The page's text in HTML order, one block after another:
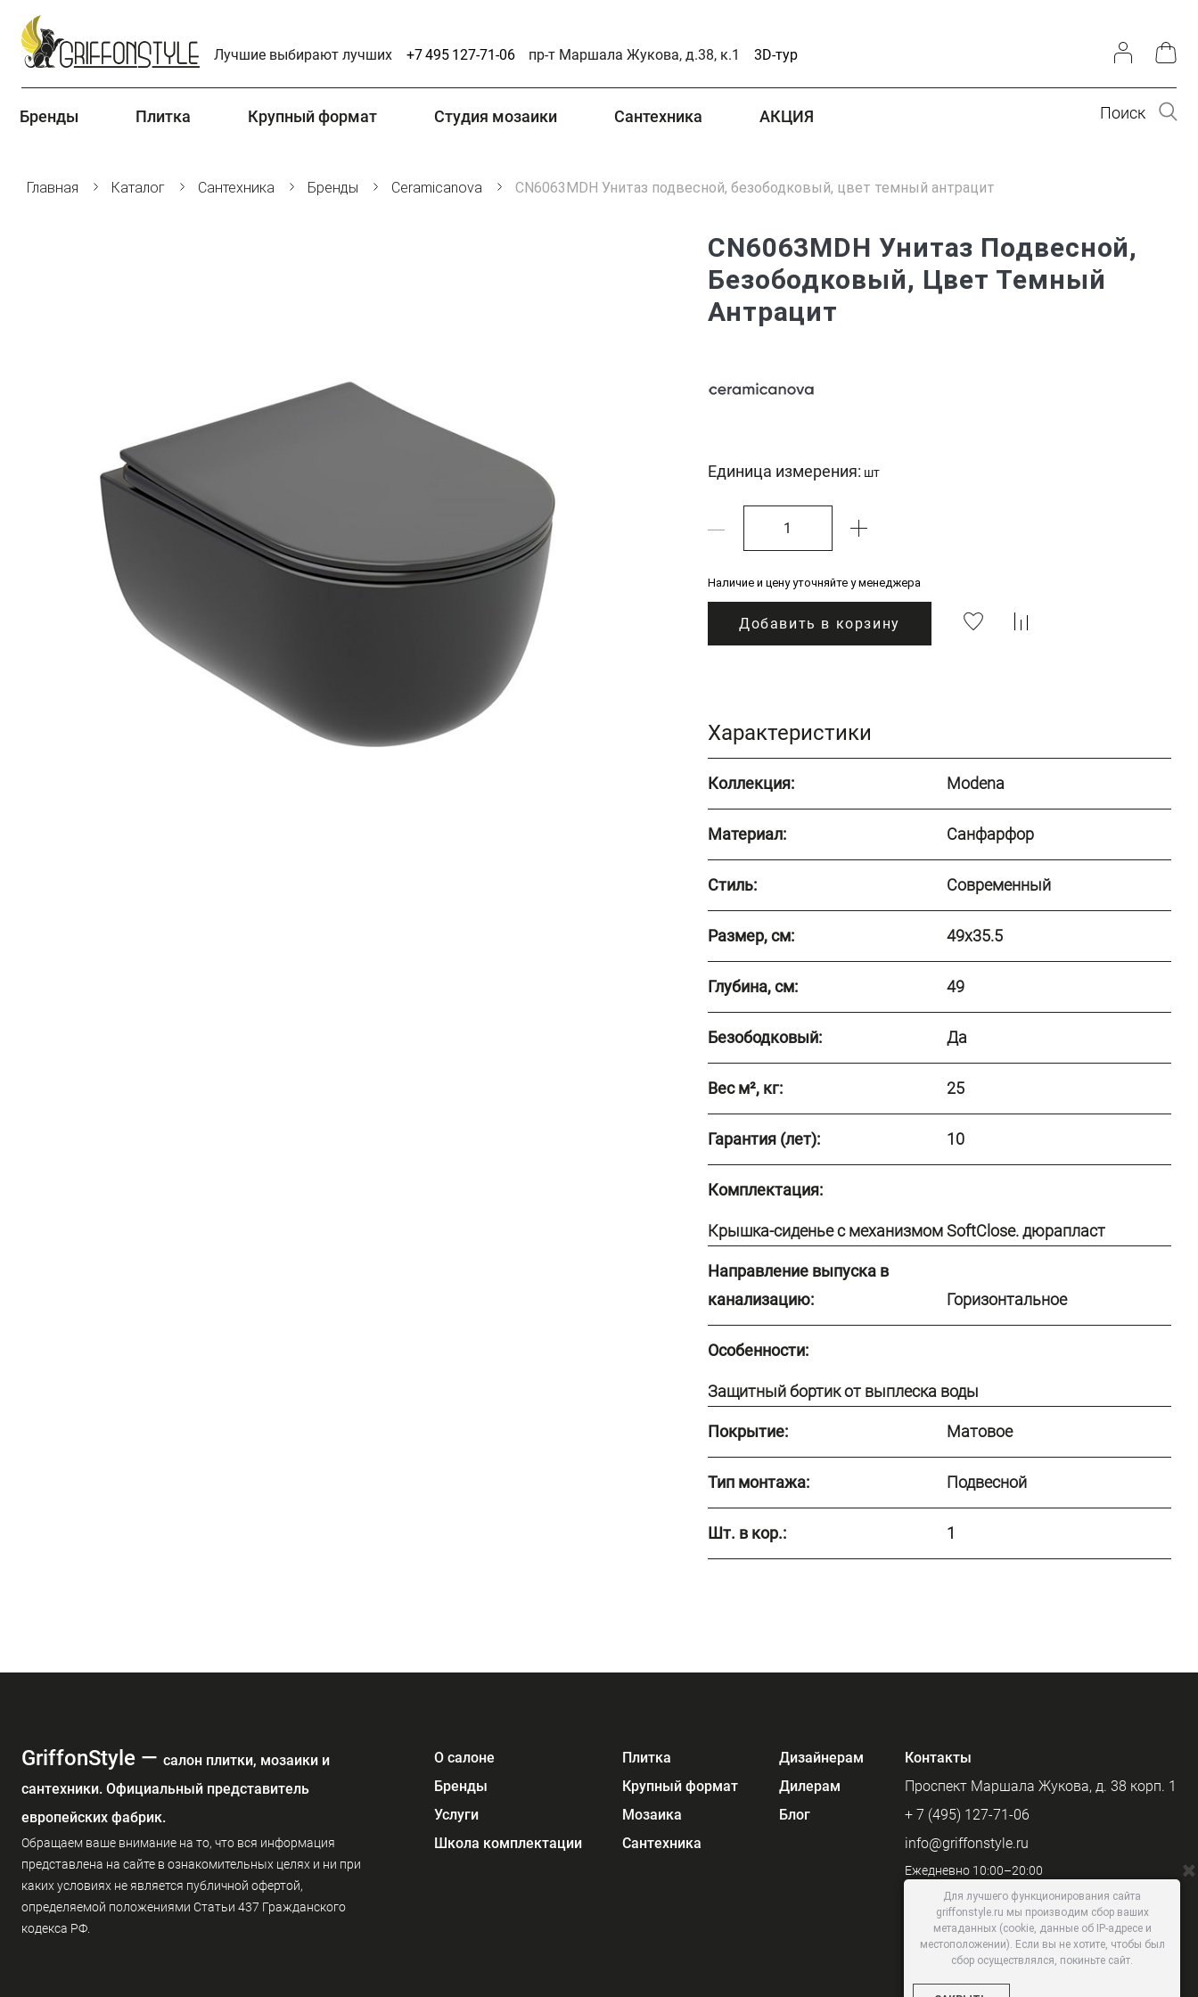
Лучшие выбирают лучших +7 495 127-71-06 пр-т Маршала Жукова, д.38, к.1 3D-тур
Бренды Плитка Крупный формат Студия мозаики Сантехника АКЦИЯ Поиск
Главная Каталог Сантехника Бренды Ceramicanova CN6063MDH Унитаз подвесной, безободковый, цвет темный антрацит
CN6063MDH Унитаз Подвесной,
Безободковый, Цвет Темный
Антрацит
Единица измерения: шт
Наличие и цену уточняйте у менеджера
Добавить в корзину
Характеристики
Коллекция: Modena
Материал: Санфарфор
Стиль: Современный
Размер, см: 49x35.5
Глубина, см: 49
Безободковый: Да
Вес м², кг: 25
Гарантия (лет): 10
Комплектация:
Крышка-сиденье с механизмом SoftClose. дюрапласт
Направление выпуска в
канализацию:
Горизонтальное
Особенности:
Защитный бортик от выплеска воды
Покрытие: Матовое
Тип монтажа: Подвесной
Шт. в кор.: 1
GriffonStyle — cалон плитки, мозаики и
сантехники. Официальный представитель
европейских фабрик.
Обращаем ваше внимание на то, что вся информация
представлена на сайте в ознакомительных целях и ни при
каких условиях не является публичной офертой,
определяемой положениями Статьи 437 Гражданского
кодекса РФ.
О салоне
Бренды
Услуги
Школа комплектации
Плитка
Крупный формат
Мозаика
Сантехника
Дизайнерам
Дилерам
Блог
Контакты
Проспект Маршала Жукова, д. 38 корп. 1
+ 7 (495) 127-71-06
info@griffonstyle.ru
Ежедневно 10:00–20:00
Для лучшего функционирования сайта
griffonstyle.ru мы производим сбор ваших
метаданных (cookie, данные об IP-адресе и
местоположении). Если вы не хотите, чтобы был
сбор осуществлялся, покиньте сайт.